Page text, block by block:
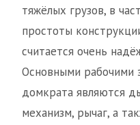
тяжёлых грузов, в
простоты
считается очень
Основными рабочими
домкрата являются
механизм, рычаг, а